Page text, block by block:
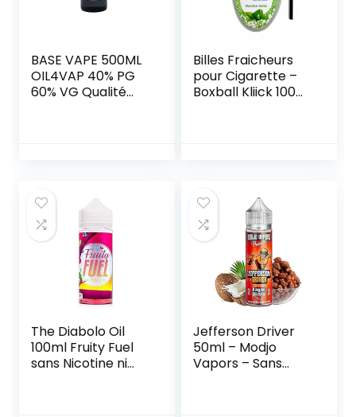
BASE VAPE 500ML
OIL4VAP 40% PG
60% VG Qualité
Billes Fraicheurs
pour Cigarette –
Boxball Kliick 100
The Diabolo Oil
100ml Fruity Fuel
sans Nicotine ni
Jefferson Driver
50ml – Modjo
Vapors – Sans